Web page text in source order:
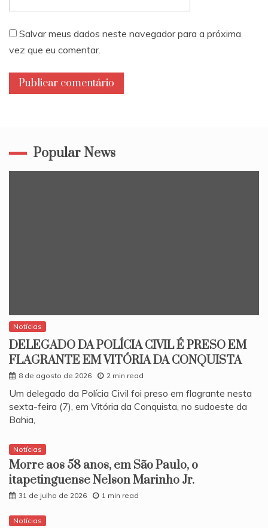
Salvar meus dados neste navegador para a próxima
vez que eu comentar.
Popular News
Notícias
DELEGADO DA POLÍCIA CIVIL É PRESO EM
FLAGRANTE EM VITÓRIA DA CONQUISTA
8 de agosto de 2026 2 min read
​Um delegado da Polícia Civil foi preso em flagrante nesta
sexta-feira (7), em Vitória da Conquista, no sudoeste da
Bahia,
Notícias
Morre aos 58 anos, em São Paulo, o
itapetinguense Nelson Marinho Jr.
31 de julho de 2026 1 min read
Notícias